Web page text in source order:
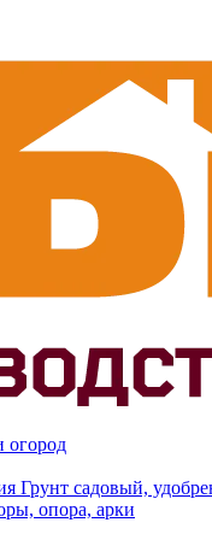
огород
Грунт садовый,
опора, арки